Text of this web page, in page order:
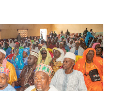
e
n
g
er